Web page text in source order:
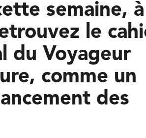
semaine, à
le
du Voyageur
comme un
des